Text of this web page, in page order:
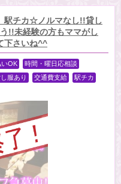
駅チカ☆ノルマなし!!貸し
!!未経験の方もママがし
下さいね^^
いOK
時間・曜日応相談
服あり 交通費支給
駅チカ